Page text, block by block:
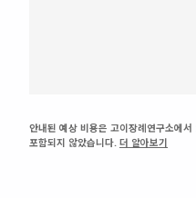
안내된 예상 비용은 고이장례연구소에
포함되지 않았습니다. 더 알아보기